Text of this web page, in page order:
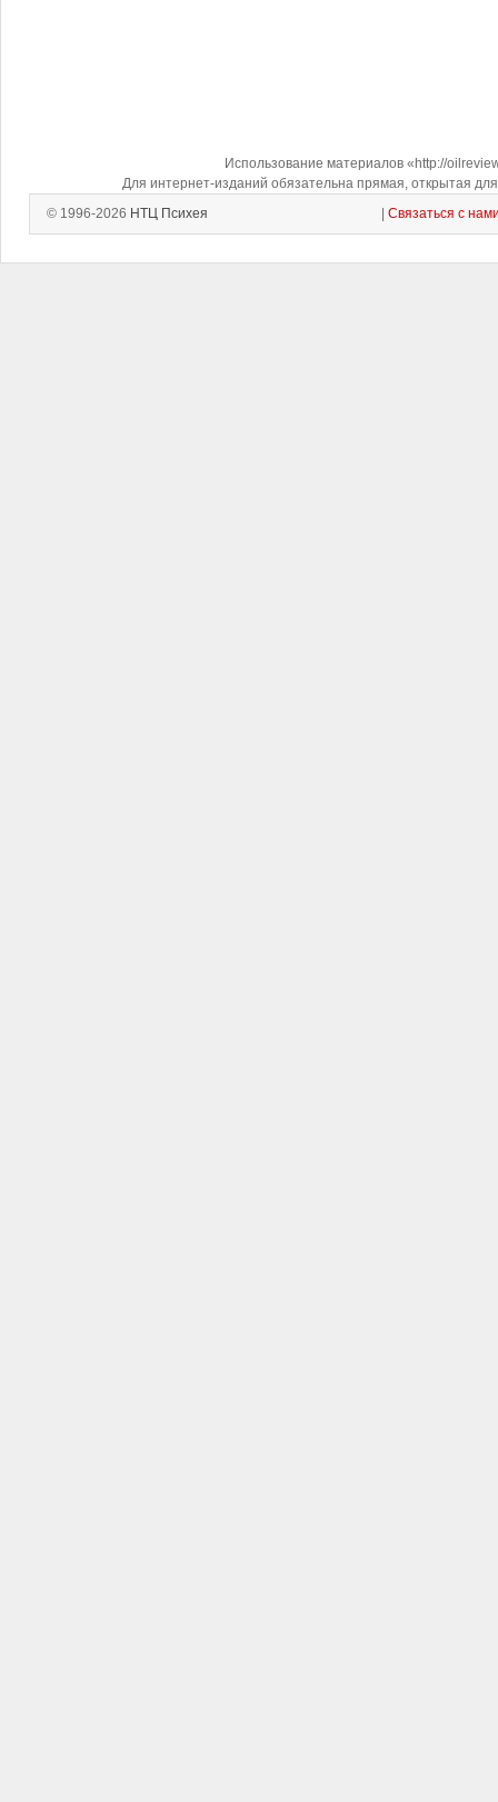
Использование материалов «http://
Для интернет-изданий обязательна прямая, открытая
© 1996-2026 НТЦ Психея Связаться с